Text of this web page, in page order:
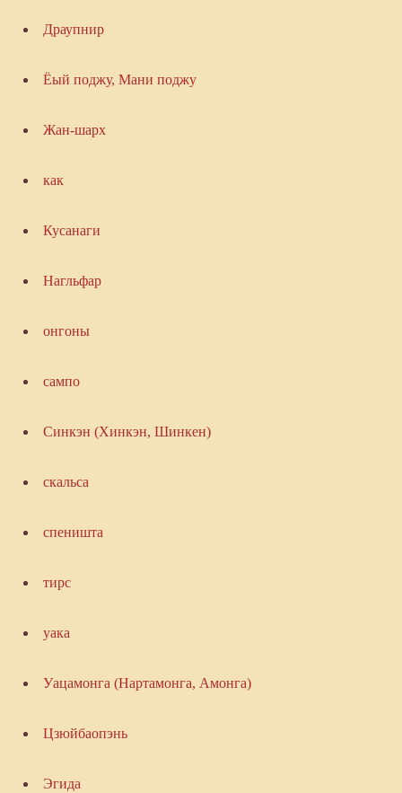
Драупнир
Ёый поджу, Мани поджу
Жан-шарх
как
Кусанаги
Нагльфар
онгоны
сампо
Синкэн (Хинкэн, Шинкен)
скальса
спеништа
тирс
уака
Уацамонга (Нартамонга, Амонга)
Цзюйбаопэнь
Эгида